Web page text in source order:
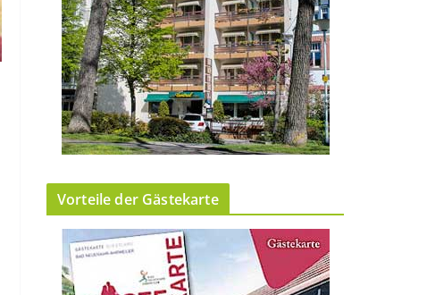
Vorteile der Gästekarte